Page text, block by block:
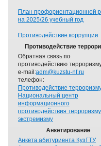
План профориентационной
на 2025/26 учебный год
Противодействие коррупции
Противодействие
Обратная связь по
противодействию
e-mail:adm@kuzstu-nf.ru
телефон:
Противодействие
Национальный центр
информационного
противодействия
экстремизму
Анкетирование
Анкета абитуриента КузГТУ